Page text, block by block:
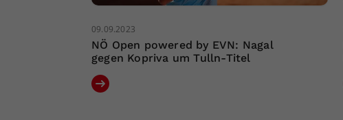
09.09.2023
NÖ Open powered by EVN: Nagal
gegen Kopriva um Tulln-Titel